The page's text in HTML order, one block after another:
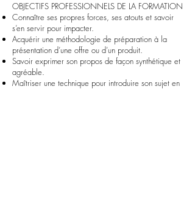
OBJECTIFS PROFESSIONNELS DE LA FORMATION
Connaître ses propres forces, ses atouts et savoir
s’en servir pour impacter.
Acquérir une méthodologie de préparation à la
présentation d’une offre ou d’un produit.
Savoir exprimer son propos de façon synthétique et
agréable.
Maîtriser une technique pour introduire son sujet en